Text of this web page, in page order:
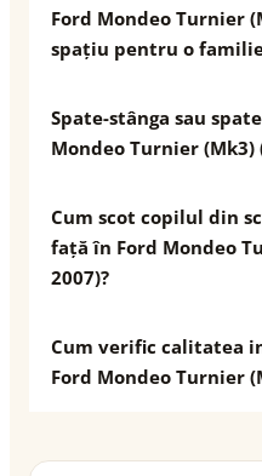
Ford Mondeo Turnier
spațiu pentru o
Spate-stânga sau
Mondeo Turnier (Mk3)
Cum scot copilul din
față în Ford Mondeo
2007)?
Cum verific calitatea
Ford Mondeo Turnier